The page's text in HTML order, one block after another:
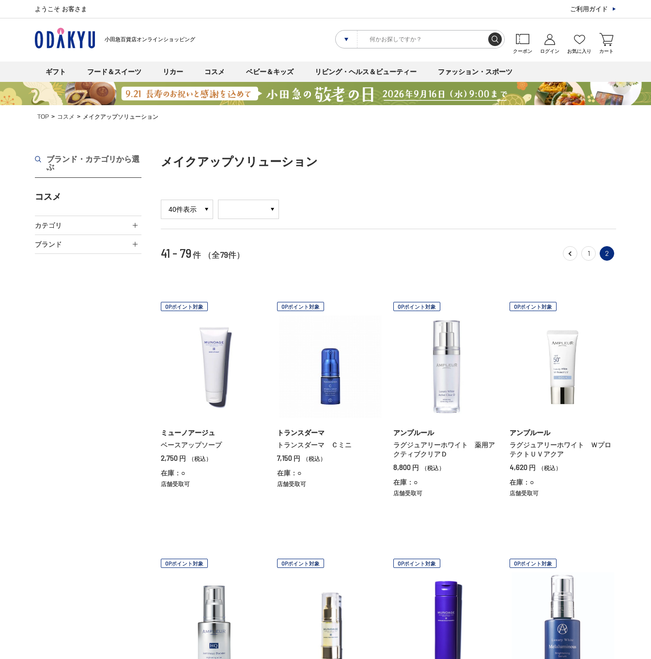
ようこそ お客さま ご利用ガイド
小田急百貨店オンラインショッピング
クーポン ログイン お気に入り カート
ギフト フード＆スイーツ リカー コスメ ベビー＆キッズ リビング・ヘルス＆ビューティー ファッション・スポーツ
TOP コスメ メイクアップソリューション
ブランド・カテゴリから選
ぶ
コスメ
カテゴリ
ブランド
メイクアップソリューション
41 - 79 件 （全79件） 1 2
OPポイント対象
ミューノアージュ
ベースアップソープ
2,750 円 （税込）
在庫：○
店舗受取可
OPポイント対象
トランスダーマ
トランスダーマ Ｃミニ
7,150 円 （税込）
在庫：○
店舗受取可
OPポイント対象
アンプルール
ラグジュアリーホワイト 薬用ア
クティブクリアＤ
8,800 円 （税込）
在庫：○
店舗受取可
OPポイント対象
アンプルール
ラグジュアリーホワイト Ｗプロ
テクトＵＶアクア
4,620 円 （税込）
在庫：○
店舗受取可
OPポイント対象 OPポイント対象 OPポイント対象 OPポイント対象